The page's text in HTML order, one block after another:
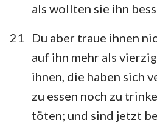
als wollten sie ihn
21
Du aber traue ihnen
auf ihn mehr als
ihnen, die haben sich
zu essen noch zu
töten; und sind jetzt